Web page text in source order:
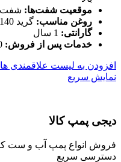
موقعیت شفت‌ها:
روغن مناسب: گرید EP140
گارانتی:
خدمات پس از فروش:
افزودن به لیست علاقمندی ها
نمایش سریع
دیجی پمپ کالا
فروش انواع پمپ آب و ست
دسترسی سریع